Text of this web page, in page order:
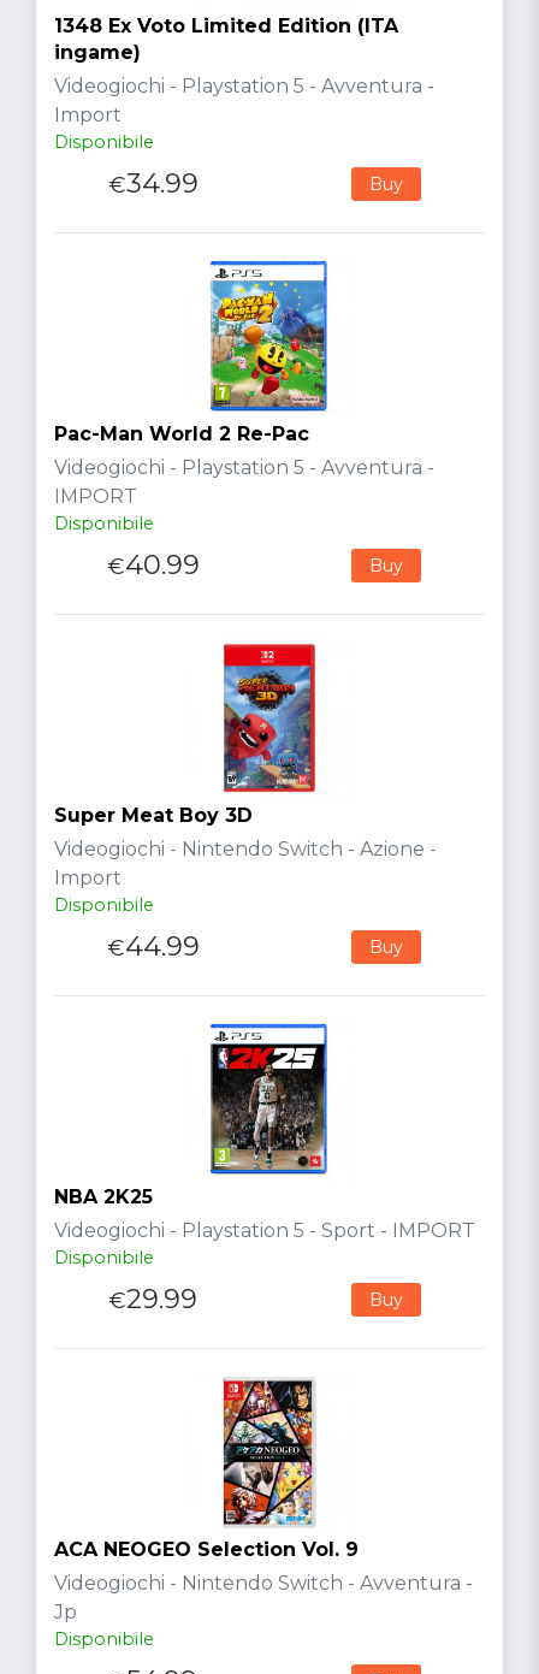
1348 Ex Voto Limited Edition (ITA
ingame)
Videogiochi - Playstation 5 - Avventura -
Import
Disponibile
€34.99 Buy
Pac-Man World 2 Re-Pac
Videogiochi - Playstation 5 - Avventura -
IMPORT
Disponibile
€40.99 Buy
Super Meat Boy 3D
Videogiochi - Nintendo Switch - Azione -
Import
Disponibile
€44.99 Buy
NBA 2K25
Videogiochi - Playstation 5 - Sport - IMPORT
Disponibile
€29.99 Buy
ACA NEOGEO Selection Vol. 9
Videogiochi - Nintendo Switch - Avventura -
Jp
Disponibile